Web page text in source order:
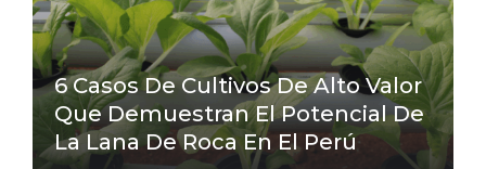
6 Casos De Cultivos De Alto Valor
Que Demuestran El Potencial De
La Lana De Roca En El Perú